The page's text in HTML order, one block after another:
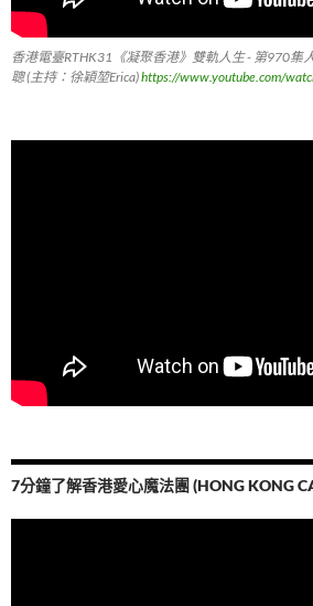
香港電臺RTHK31《凝聚香港》雙軌人生 - 第970集
聰 (主持：徐穎堃Erica)https://www.youtube.com/
7分鐘了解香港愛心魔法團 (HONG KONG